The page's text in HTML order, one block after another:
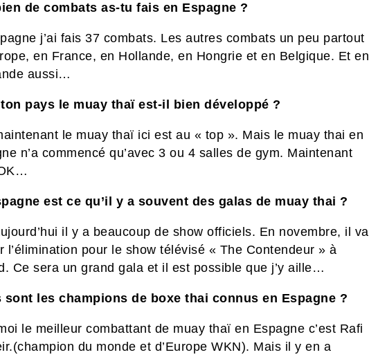
de combats as-tu fais en Espagne ?
j’ai fais 37 combats. Les autres combats un peu partout
en France, en Hollande, en Hongrie et en Belgique. Et en
aussi…
pays le muay thaï est-il bien développé ?
le muay thaï ici est au « top ». Mais le muay thai en
n’a commencé qu’avec 3 ou 4 salles de gym. Maintenant
est ce qu’il y a souvent des galas de muay thai ?
il y a beaucoup de show officiels. En novembre, il va
l’élimination pour le show télévisé « The Contendeur » à
Ce sera un grand gala et il est possible que j’y aille…
sont les champions de boxe thai connus en Espagne ?
le meilleur combattant de muay thaï en Espagne c’est Rafi
du monde et d’Europe WKN). Mais il y en a